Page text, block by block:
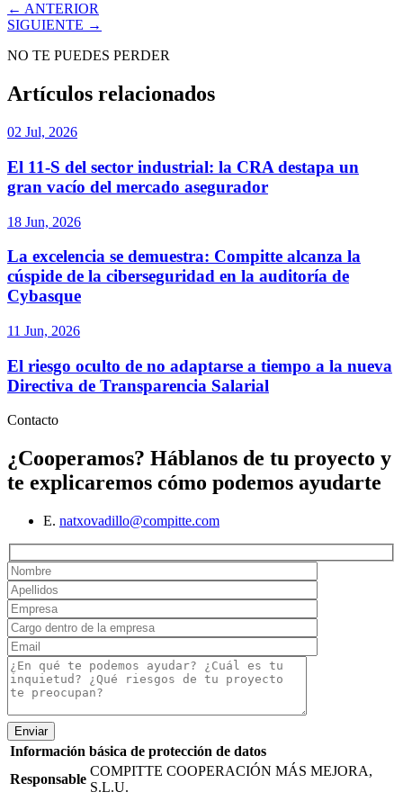
← ANTERIOR
SIGUIENTE →
NO TE PUEDES PERDER
Artículos relacionados
02 Jul, 2026
El 11-S del sector industrial: la CRA destapa un
gran vacío del mercado asegurador
18 Jun, 2026
La excelencia se demuestra: Compitte alcanza la
cúspide de la ciberseguridad en la auditoría de
Cybasque
11 Jun, 2026
El riesgo oculto de no adaptarse a tiempo a la nueva
Directiva de Transparencia Salarial
Contacto
¿Cooperamos? Háblanos de tu proyecto y
te explicaremos cómo podemos ayudarte
E. natxovadillo@compitte.com
Enviar
Información básica de protección de datos
Responsable
COMPITTE COOPERACIÓN MÁS MEJORA,
S.L.U.